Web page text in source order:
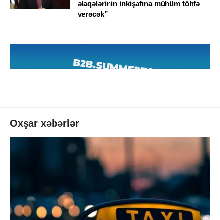
əlaqələrinin inkişafına mühüm töhfə
verəcək”
Oxşar xəbərlər